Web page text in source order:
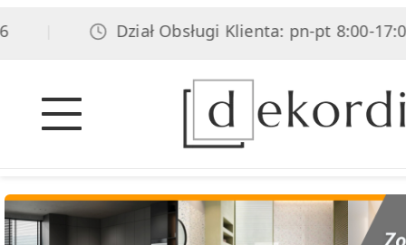
| Dział Obsługi Klienta: pn-pt 8:00-17:00,